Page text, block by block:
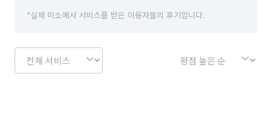
*실제 미소에서 서비스를 받은 이용자들의 후기입니다.